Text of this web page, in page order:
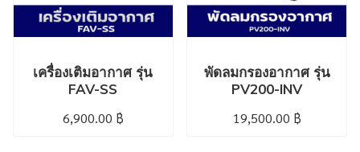
เครื่องเติมอากาศ รุ่น
FAV-SS
6,900.00 ฿
พัดลมกรองอากาศ รุ่น
PV200-INV
19,500.00 ฿